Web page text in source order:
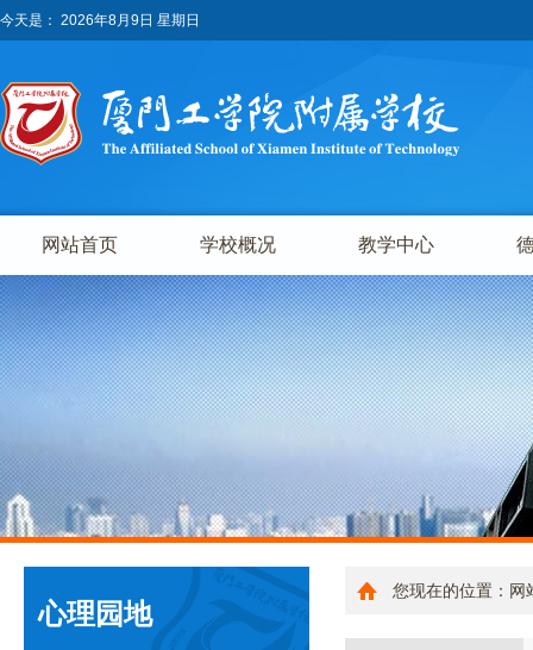
今天是： 2026年8月9日 星期日
网站首页 学校概况 教学中心
心理园地
您现在的位置： 网